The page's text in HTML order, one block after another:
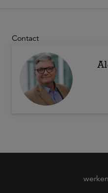
Contact